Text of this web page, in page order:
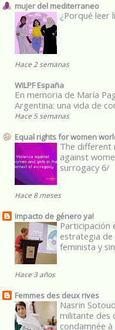
mujer del mediterraneo
¿Porqué leer
Hace 2 semanas
WILPF España
En memoria de María
Argentina: una vida de
Hace 5 semanas
Equal rights for women
The different
against
surrogacy 6/
Hace 8 meses
Impacto de género ya!
Participación
estrategia de
feminista y
Hace 3 años
Femmes des deux rives
Nasrin
militante des
condamnée